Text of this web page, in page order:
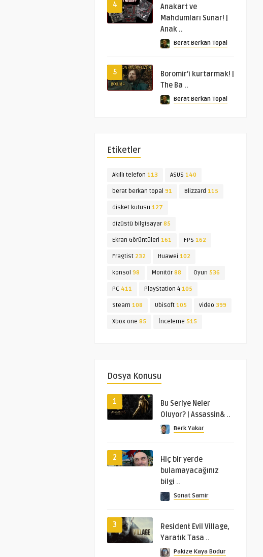
4
Anakart ve
Mahdumları Sunar! |
Anak ..
Berat Berkan Topal
5
Boromir’i kurtarmak! |
The Ba ..
Berat Berkan Topal
Etiketler
Akıllı telefon 113 ASUS 140
berat berkan topal 91 Blizzard 115
disket kutusu 127
dizüstü bilgisayar85
Ekran Görüntüleri 161 FPS 162
Fragtist 232 Huawei 102
konsol 98 Monitör88 Oyun 536
PC 411 PlayStation 4 105
Steam 108 Ubisoft 105 video 399
Xbox one 85 İnceleme 515
Dosya Konusu
1
Bu Seriye Neler
Oluyor? | Assassin& ..
Berk Yakar
2
Hiç bir yerde
bulamayacağınız
bilgi ..
Sonat Samir
3
Resident Evil Village,
Yaratık Tasa ..
Pakize Kaya Bodur